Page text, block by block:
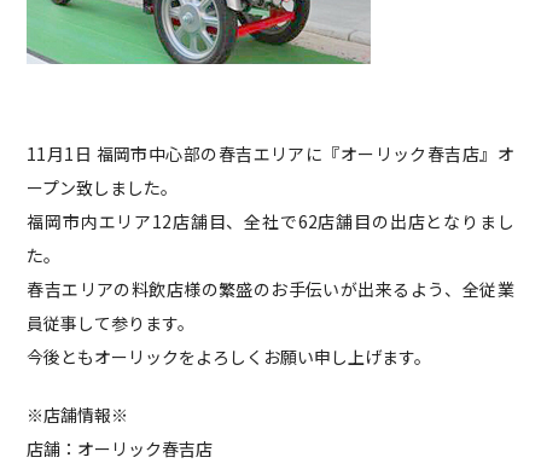
11月1日 福岡市中心部の春吉エリアに『オーリック春吉店』オ
ープン致しました。
福岡市内エリア12店舗目、全社で62店舗目の出店となりまし
た。
春吉エリアの料飲店様の繁盛のお手伝いが出来るよう、全従業
員従事して参ります。
今後ともオーリックをよろしくお願い申し上げます。
※店舗情報※
店舗：オーリック春吉店